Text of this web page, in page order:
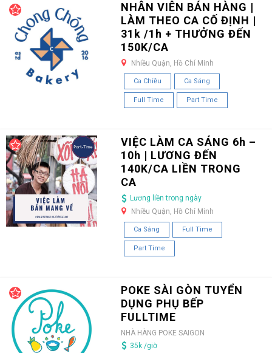
NHÂN VIÊN BÁN HÀNG |
LÀM THEO CA CỐ ĐỊNH |
31k /1h + THƯỞNG ĐẾN
150K/CA
Nhiều Quận, Hồ Chí Minh
Ca Chiều Ca Sáng
Full Time Part Time
VIỆC LÀM CA SÁNG 6h –
10h | LƯƠNG ĐẾN
140K/CA LIỀN TRONG
CA
Lương liền trong ngày
Nhiều Quận, Hồ Chí Minh
Ca Sáng Full Time
Part Time
POKE SÀI GÒN TUYỂN
DỤNG PHỤ BẾP
FULLTIME
NHÀ HÀNG POKE SAIGON
35k /giờ